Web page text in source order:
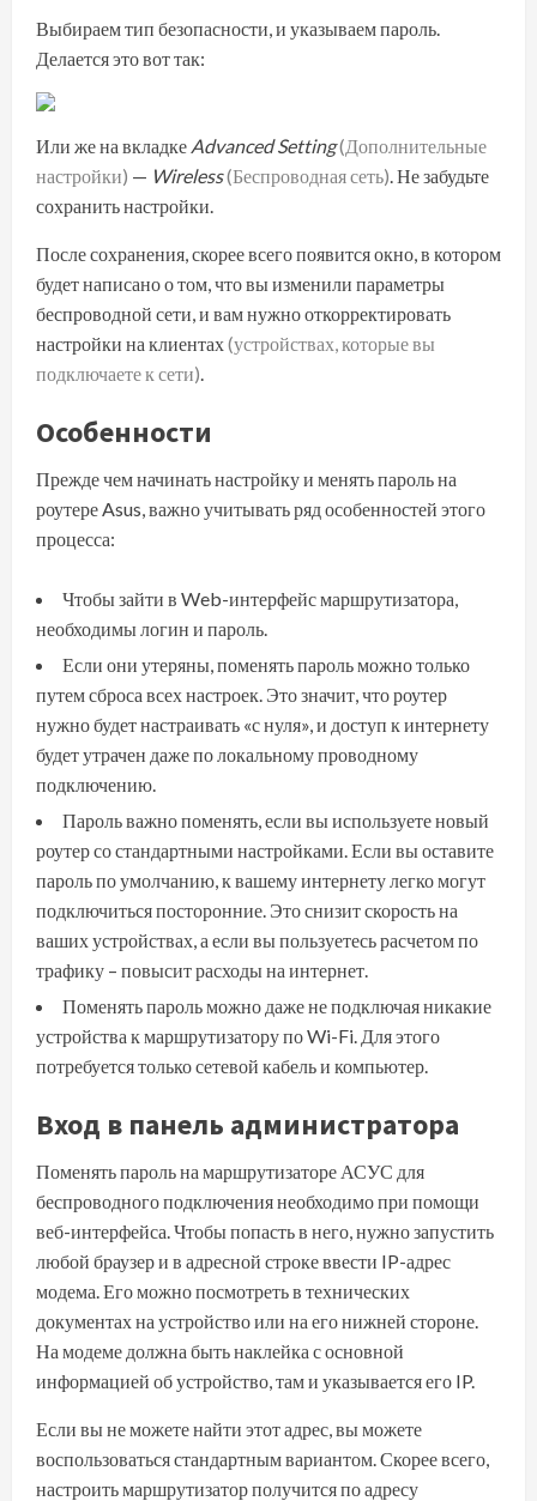
Выбираем тип безопасности, и указываем пароль.
Делается это вот так:
Или же на вкладке Advanced Setting(Дополнительные
настройки) — Wireless(Беспроводная сеть). Не забудьте
сохранить настройки.
После сохранения, скорее всего появится окно, в котором
будет написано о том, что вы изменили параметры
беспроводной сети, и вам нужно откорректировать
настройки на клиентах(устройствах, которые вы
подключаете к сети).
Особенности
Прежде чемначинать настройкуи менять пароль на
роутере Asus, важно учитывать ряд особенностей этого
процесса:
Чтобы зайти в Web-интерфейс маршрутизатора,
необходимы логин и пароль.
Если они утеряны, поменять пароль можно только
путем сброса всех настроек. Это значит, что роутер
нужно будет настраивать «с нуля», и доступ к интернету
будет утрачен даже по локальному проводному
подключению.
Пароль важно поменять, если вы используете новый
роутер со стандартными настройками. Если вы оставите
пароль по умолчанию, к вашему интернету легко могут
подключиться посторонние. Это снизит скорость на
ваших устройствах, а если вы пользуетесь расчетом по
трафику – повысит расходы на интернет.
Поменять пароль можно даже не подключая никакие
устройства к маршрутизатору по Wi-Fi. Для этого
потребуется только сетевой кабель и компьютер.
Вход в панель администратора
Поменять пароль на маршрутизаторе АСУС для
беспроводного подключения необходимо при помощи
веб-интерфейса. Чтобы попасть в него, нужно запустить
любой браузер и в адресной строке ввести IP-адрес
модема. Его можно посмотреть в технических
документах на устройство или на его нижней стороне.
На модеме должна быть наклейка с основной
информацией об устройство, там и указывается его IP.
Если вы не можете найти этот адрес, вы можете
воспользоваться стандартным вариантом. Скорее всего,
настроить маршрутизатор получится по адресу